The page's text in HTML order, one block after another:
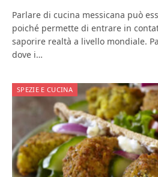
Parlare di cucina messicana può
poiché permette di entrare in
saporire realtà a livello mondiale.
dove i…
SPEZIE E CUCINA